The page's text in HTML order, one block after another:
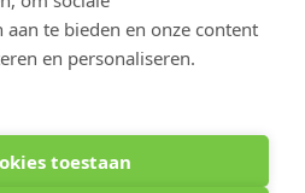
te bieden en onze content
en personaliseren.
toestaan
Alle rechten voorbehouden